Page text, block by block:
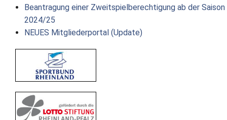
Beantragung einer Zweitspielberechtigung ab der Saison
2024/25
NEUES Mitgliederportal (Update)